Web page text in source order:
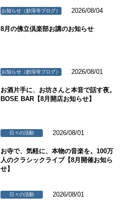
お知らせ（妙深寺ブログ） 2026/08/04
8月の佛立倶楽部お講のお知らせ
お知らせ（妙深寺ブログ） 2026/08/01
お酒片手に、お坊さんと本音で話す夜。
BOSE BAR【8月開店お知らせ】
日々の活動 2026/08/01
お寺で、気軽に、本物の音楽を。100万
人のクラシックライブ【8月開催お知ら
せ】
日々の活動 2026/08/01